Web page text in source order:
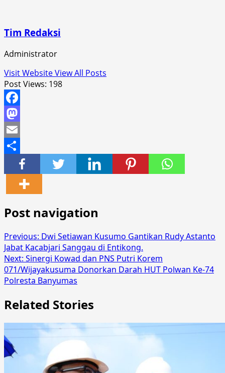
Tim Redaksi
Administrator
Visit WebsiteView All Posts
Post Views: 198
Facebook
Mastodon
Email
Share
Post navigation
Previous: Dwi Setiawan Kusumo Gantikan Rudy Astanto
Jabat Kacabjari Sanggau di Entikong.
Next: Sinergi Kowad dan PNS Putri Korem
071/Wijayakusuma Donorkan Darah HUT Polwan Ke-74
Polresta Banyumas
Related Stories